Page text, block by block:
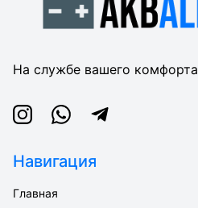
На службе вашего комфорта
InstagramWhatsappTelegram
Навигация
Главная